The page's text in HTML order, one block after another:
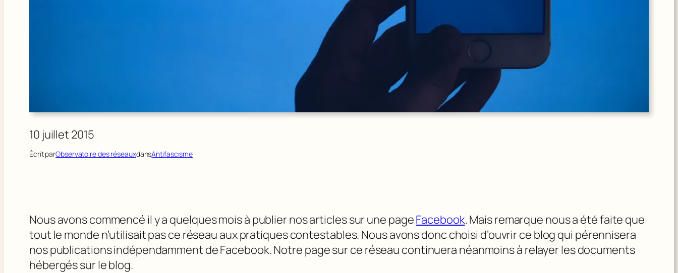
10 juillet 2015
Écrit parObservatoire des réseauxdansAntifascisme
Nous avons commencé il y a quelques mois à publier nos articles sur une pageFacebook. Mais remarque nous a été faite que
tout le monde n’utilisait pas ce réseau aux pratiques contestables. Nous avons donc choisi d’ouvrir ce blog qui pérennisera
nos publications indépendamment de Facebook. Notre page sur ce réseau continuera néanmoins à relayer les documents
hébergés sur le blog.